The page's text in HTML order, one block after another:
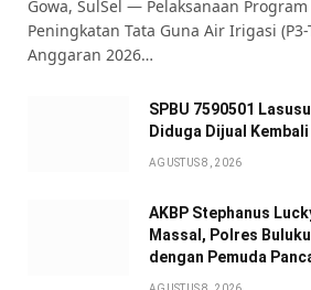
Gowa, SulSel — Pelaksanaan
Peningkatan Tata Guna Air Irigasi (P3-
Anggaran 2026…
SPBU 7590501
Diduga Dijual Kembali
AGUSTUS 8, 2026
AKBP Stephanus
Massal, Polres
dengan Pemuda